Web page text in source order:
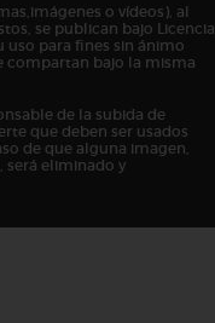
o vídeos), al
se publican bajo Licencia
uso para fines sin ánimo
compartan bajo la misma
de la subida de
que deben ser usados
de que alguna imagen,
será eliminado y